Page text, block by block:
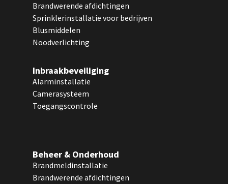
Brandwerende afdichtingen
Sprinklerinstallatie voor bedrijven
Blusmiddelen
Noodverlichting
Inbraakbeveiliging
Alarminstallatie
Camerasysteem
Toegangscontrole
Beheer & Onderhoud
Brandmeldinstallatie
Brandwerende afdichtingen